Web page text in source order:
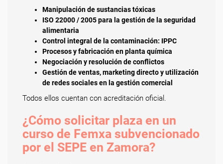
Manipulación de sustancias tóxicas
ISO 22000 / 2005 para la gestión de la seguridad
alimentaria
Control integral de la contaminación: IPPC
Procesos y fabricación en planta química
Negociación y resolución de conflictos
Gestión de ventas, marketing directo y utilización
de redes sociales en la gestión comercial
Todos ellos cuentan con acreditación oficial.
¿Cómo solicitar plaza en un
curso de Femxa subvencionado
por el SEPE en Zamora?